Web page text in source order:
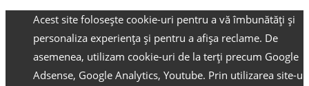
Acest site folosește cookie-uri pentru a vă îmbunătăți și
personaliza experiența și pentru a afișa reclame. De
asemenea, utilizam cookie-uri de la terți precum Google
Adsense, Google Analytics, Youtube. Prin utilizarea site-